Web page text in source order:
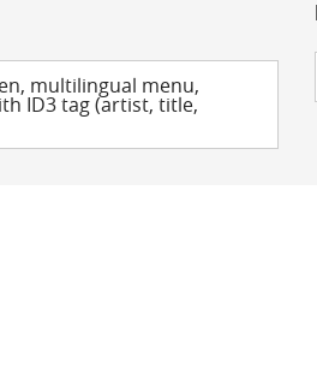
multilingual menu,
ID3 tag (artist, title,